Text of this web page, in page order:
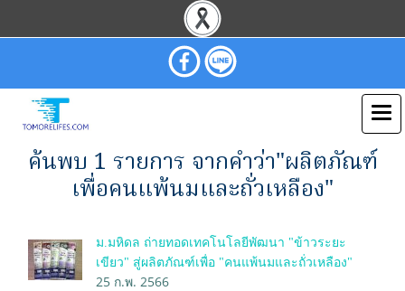
ค้นพบ 1 รายการ จากคำว่า"ผลิตภัณฑ์
เพื่อคนแพ้นมและถั่วเหลือง"
ม.มหิดล ถ่ายทอดเทคโนโลยีพัฒนา "ข้าวระยะ
เขียว" สู่ผลิตภัณฑ์เพื่อ "คนแพ้นมและถั่วเหลือง"
25 ก.พ. 2566